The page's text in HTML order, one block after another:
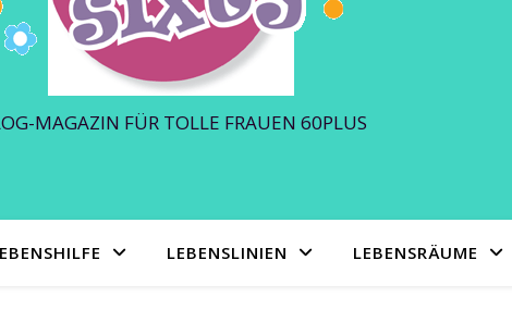
MAGAZIN FÜR TOLLE FRAUEN 60PLUS
LEBENSLINIEN LEBENSRÄUME